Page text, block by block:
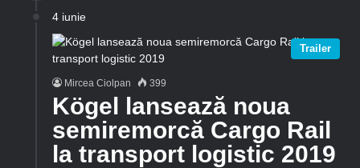
4 iunie
Trailer
Mircea Ciolpan 399
Kögel lansează noua
semiremorcă Cargo Rail
la transport logistic 2019